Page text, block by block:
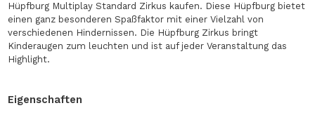
Hüpfburg Multiplay Standard Zirkus kaufen. Diese Hüpfburg bietet
einen ganz besonderen Spaßfaktor mit einer Vielzahl von
verschiedenen Hindernissen. Die Hüpfburg Zirkus bringt
Kinderaugen zum leuchten und ist auf jeder Veranstaltung das
Highlight.
Eigenschaften